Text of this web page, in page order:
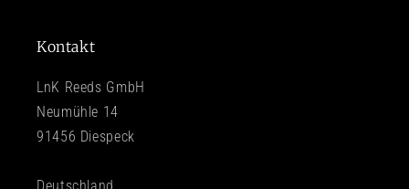
Kontakt
LnK Reeds GmbH
Neumühle 14
91456 Diespeck
Deutschland